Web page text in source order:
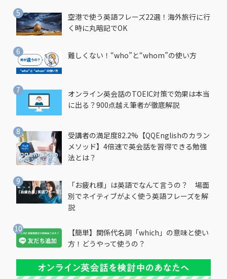
空港で使う英語フレーズ22選！海外旅行に行
く時に丸暗記でOK
難しくない！“who”と“whom”の使い方
オンライン英会話のTOEIC対策で効果は本当
に出る？900点越え筆者が徹底解説
受講者の満足度82.2%【QQEnglishのカラン
メソッド】4倍速で英会話を習得できる勉強
法とは？
「お疲れ様」は英語でなんて言うの？ 場面
別でネイティブがよく使う英語フレーズを解
説
【簡単】関係代名詞「which」の意味と使い
方！どうやって使うの？